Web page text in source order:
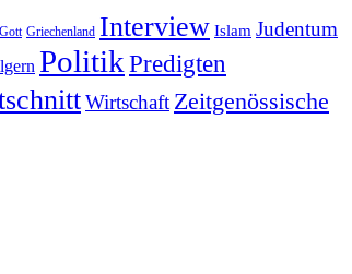
Gott Griechenland Interview Islam Judentum
PolitikPredigten
Wirtschaft Zeitgenössische